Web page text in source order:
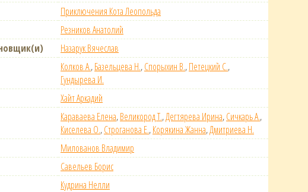
Приключения Кота Леопольда
Резников Анатолий
Назарук Вячеслав
Колков А.,Базельцева Н.,Спорыхин В.,Петецкий С.,
Гундырева И.
Хайт Аркадий
Караваева Елена,Великород Т.,Дегтярева Ирина,Сичкарь А.,
Киселева О.,Строганова Е.,Корякина Жанна,Дмитриева Н.
Милованов Владимир
Савельев Борис
Кудрина Нелли